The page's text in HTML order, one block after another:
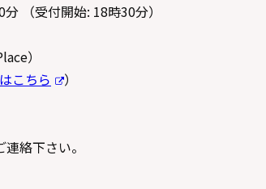
（受付開始: 18時30分）
）
こちら
）
絡下さい。